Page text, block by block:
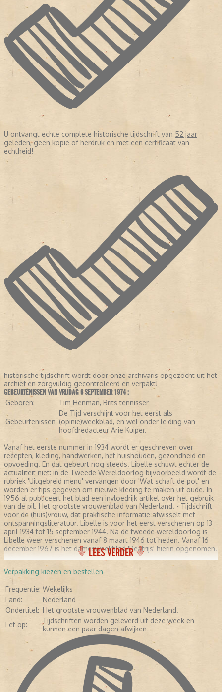
U ontvangt echte complete historische tijdschrift van 52 jaar
geleden, geen kopie of herdruk en met een certificaat van
echtheid!
historische tijdschrift wordt door onze archivaris opgezocht uit het
archief en zorgvuldig gecontroleerd en verpakt!
GEBEURTENISSEN VAN VRIJDAG 6 SEPTEMBER 1974 :
Geboren: Tim Henman, Brits tennisser
Gebeurtenissen:
De Tijd verschijnt voor het eerst als
(opinie)weekblad, en wel onder leiding van
hoofdredacteur Arie Kuiper.
Vanaf het eerste nummer in 1934 wordt er geschreven over
recepten, kleding, handwerken, het huishouden, gezondheid en
opvoeding. En dat gebeurt nog steeds. Libelle schuwt echter de
actualiteit niet: in de Tweede Wereldoorlog bijvoorbeeld wordt de
rubriek 'Uitgebreid menu' vervangen door 'Wat schaft de pot' en
worden er tips gegeven om nieuwe kleding te maken uit oude. In
1956 al publiceert het blad een invloedrijk artikel over het gebruik
van de pil. Het grootste vrouwenblad van Nederland. - Tijdschrift
voor de (huis)vrouw, dat praktische informatie afwisselt met
ontspanningsliteratuur. Libelle is voor het eerst verschenen op 13
april 1934 tot 15 september 1944. Na de tweede wereldoorlog is
Libelle weer verschenen vanaf 8 maart 1946 tot heden. Vanaf 16
december 1967 is het damesweekblad 'Beatrijs' hierin opgenomen.
LEES VERDER
Verpakking kiezen en bestellen
Frequentie: Wekelijks
Land:
Nederland
Ondertitel: Het grootste vrouwenblad van Nederland.
Let op:
Tijdschriften worden geleverd uit deze week en
kunnen een paar dagen afwijken